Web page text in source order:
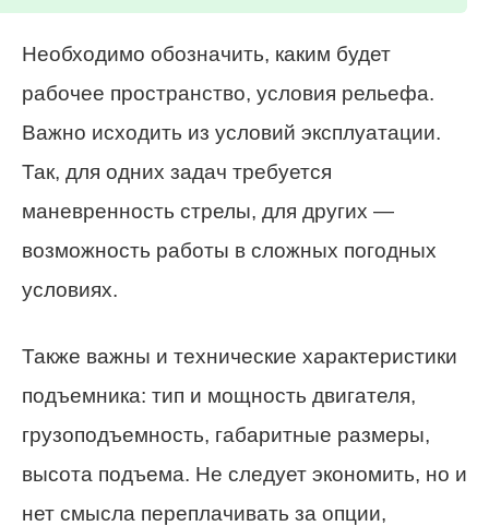
Необходимо обозначить, каким будет
рабочее пространство, условия рельефа.
Важно исходить из условий эксплуатации.
Так, для одних задач требуется
маневренность стрелы, для других —
возможность работы в сложных погодных
условиях.
Также важны и технические характеристики
подъемника: тип и мощность двигателя,
грузоподъемность, габаритные размеры,
высота подъема. Не следует экономить, но и
нет смысла переплачивать за опции,